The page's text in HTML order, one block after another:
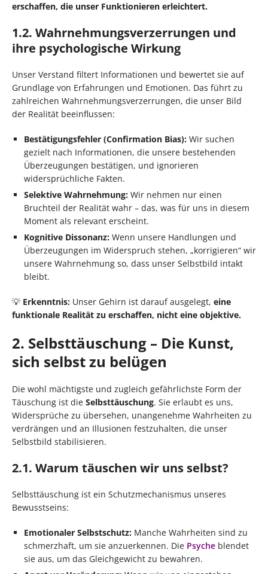
erschaffen, die unser Funktionieren erleichtert.
1.2. Wahrnehmungsverzerrungen und
ihre psychologische Wirkung
Unser Verstand filtert Informationen und bewertet sie auf
Grundlage von Erfahrungen und Emotionen. Das führt zu
zahlreichen Wahrnehmungsverzerrungen, die unser Bild
der Realität beeinflussen:
Bestätigungsfehler (Confirmation Bias): Wir suchen
gezielt nach Informationen, die unsere bestehenden
Überzeugungen bestätigen, und ignorieren
widersprüchliche Fakten.
Selektive Wahrnehmung: Wir nehmen nur einen
Bruchteil der Realität wahr – das, was für uns in diesem
Moment als relevant erscheint.
Kognitive Dissonanz: Wenn unsere Handlungen und
Überzeugungen im Widerspruch stehen, „korrigieren“ wir
unsere Wahrnehmung so, dass unser Selbstbild intakt
bleibt.
💡 Erkenntnis: Unser Gehirn ist darauf ausgelegt, eine
funktionale Realität zu erschaffen, nicht eine objektive.
2. Selbsttäuschung – Die Kunst,
sich selbst zu belügen
Die wohl mächtigste und zugleich gefährlichste Form der
Täuschung ist die Selbsttäuschung. Sie erlaubt es uns,
Widersprüche zu übersehen, unangenehme Wahrheiten zu
verdrängen und an Illusionen festzuhalten, die unser
Selbstbild stabilisieren.
2.1. Warum täuschen wir uns selbst?
Selbsttäuschung ist ein Schutzmechanismus unseres
Bewusstseins:
Emotionaler Selbstschutz: Manche Wahrheiten sind zu
schmerzhaft, um sie anzuerkennen. Die Psyche blendet
sie aus, um das Gleichgewicht zu bewahren.